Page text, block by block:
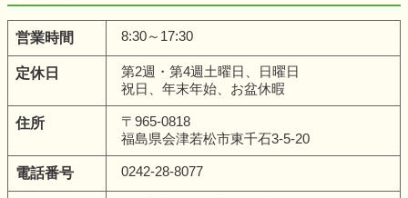
営業時間 8:30～17:30
定休日
第2週・第4週土曜日、日曜日
祝日、年末年始、お盆休暇
住所
〒965-0818
福島県会津若松市東千石3-5-20
電話番号 0242-28-8077